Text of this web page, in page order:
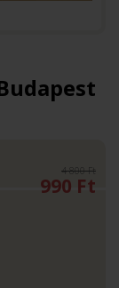
4 800 Ft
990 Ft